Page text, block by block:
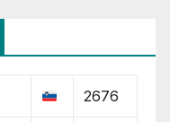
2676